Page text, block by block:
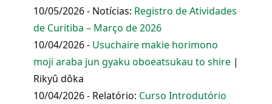
10/05/2026 - Notícias: Registro de Atividades
de Curitiba – Março de 2026
10/04/2026 - Usuchaire makie horimono
moji araba jun gyaku oboeatsukau to shire |
Rikyû dôka
10/04/2026 - Relatório: Curso Introdutório